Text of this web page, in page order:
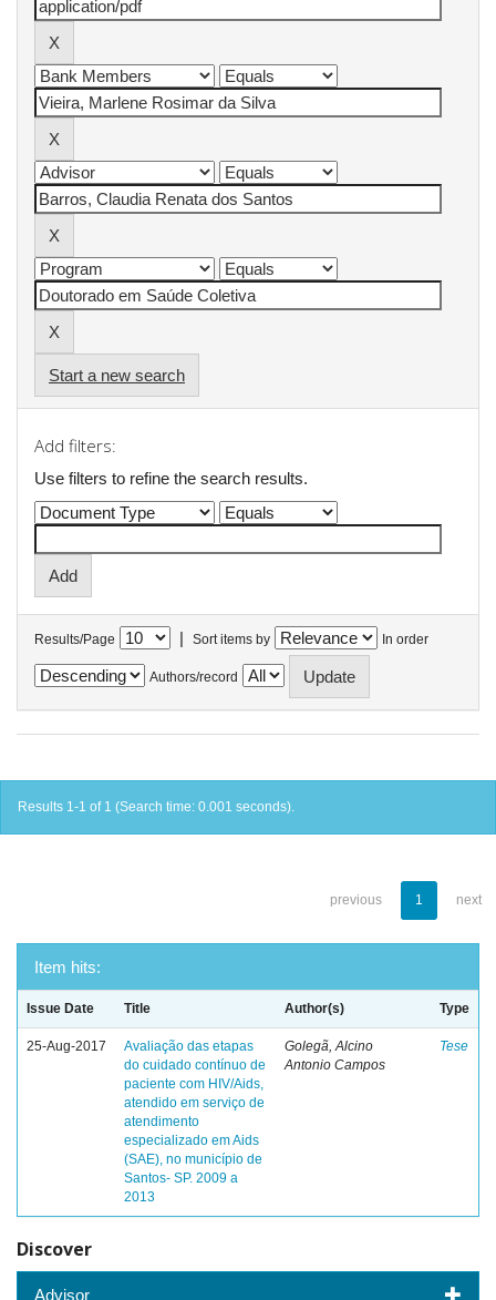
Start a new search
Add filters:
Use filters to refine the search results.
Results/Page | Sort items by In order
Authors/record
Results 1-1 of 1 (Search time: 0.001 seconds).
previous 1 next
Item hits:
Issue Date Title Author(s) Type
25-Aug-2017
Avaliação das etapas
do cuidado contínuo de
paciente com HIV/Aids,
atendido em serviço de
atendimento
especializado em Aids
(SAE), no município de
Santos- SP. 2009 a
2013
Golegã, Alcino
Antonio Campos
Tese
Discover
Advisor